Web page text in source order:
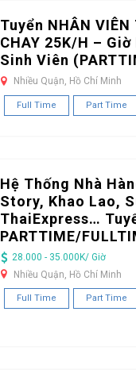
Tuyển NHÂN VIÊN
CHAY 25K/H –
Sinh Viên
Nhiều Quận, Hồ Chí Minh
Full Time Part Time
Hệ Thống Nhà
Story, Khao Lao,
ThaiExpress…
PARTTIME/
28.000 - 35.000K/ Giờ
Nhiều Quận, Hồ Chí Minh
Full Time Part Time